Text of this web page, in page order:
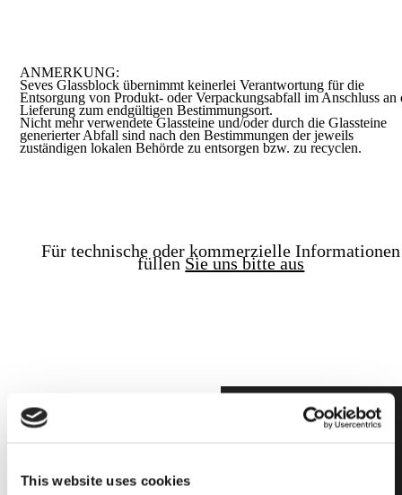
This website uses cookies
ANMERKUNG:
Seves Glassblock übernimmt keinerlei Verantwortung für die
Entsorgung von Produkt- oder Verpackungsabfall im Anschluss an
Lieferung zum endgültigen Bestimmungsort.
Nicht mehr verwendete Glassteine und/oder durch die Glassteine
generierter Abfall sind nach den Bestimmungen der jeweils
zuständigen lokalen Behörde zu entsorgen bzw. zu recyclen.
Für technische oder kommerzielle Informationen
füllenSie uns bitte aus